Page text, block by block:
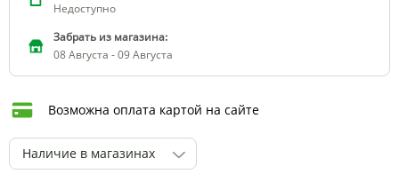
Недоступно
Забрать из магазина:
08 Августа - 09 Августа
Возможна оплата картой на сайте
Наличие в магазинах